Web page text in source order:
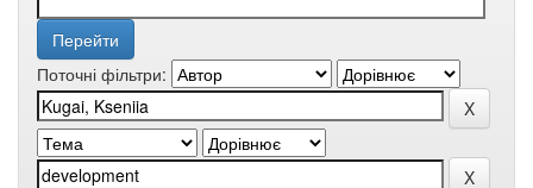
Поточні фільтри: